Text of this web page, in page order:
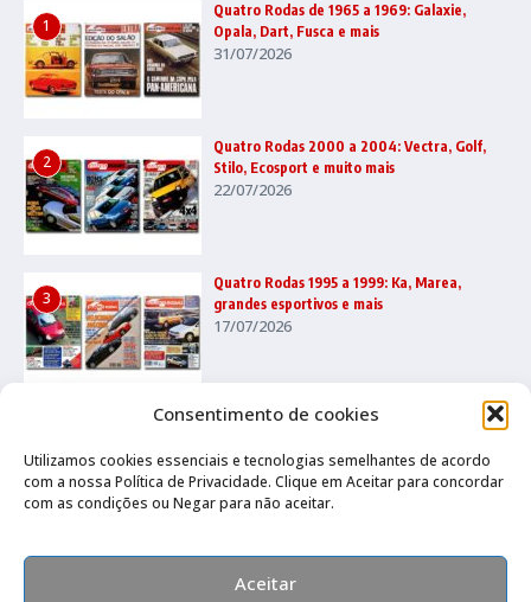
Consentimento de cookies
Utilizamos cookies essenciais e tecnologias semelhantes de acordo
com a nossa Política de Privacidade. Clique em Aceitar para concordar
com as condições ou Negar para não aceitar.
Aceitar
1
Quatro Rodas de 1965 a 1969: Galaxie,
Opala, Dart, Fusca e mais
31/07/2026
2
Quatro Rodas 2000 a 2004: Vectra, Golf,
Stilo, Ecosport e muito mais
22/07/2026
3
Quatro Rodas 1995 a 1999: Ka, Marea,
grandes esportivos e mais
17/07/2026